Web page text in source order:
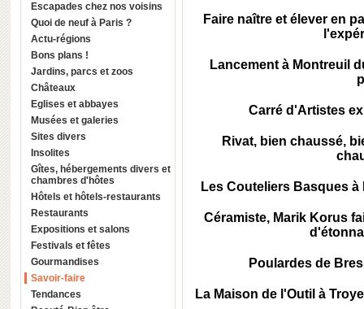
Escapades chez nos voisins
Quoi de neuf à Paris ?
Actu-régions
Bons plans !
Jardins, parcs et zoos
Châteaux
Eglises et abbayes
Musées et galeries
Sites divers
Insolites
Gîtes, hébergements divers et
chambres d'hôtes
Hôtels et hôtels-restaurants
Restaurants
Expositions et salons
Festivals et fêtes
Gourmandises
Savoir-faire
Tendances
Faire naître et élever en
Lancement à Montreuil
Carré d'Artistes
Rivat, bien chaussé,
Les Couteliers Basques
Céramiste, Marik Korus
Poulardes de
La Maison de l'Outil à